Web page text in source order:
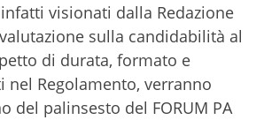
visionati dalla Redazione
sulla candidabilità al
di durata, formato e
nel Regolamento, verranno
del palinsesto del FORUM PA